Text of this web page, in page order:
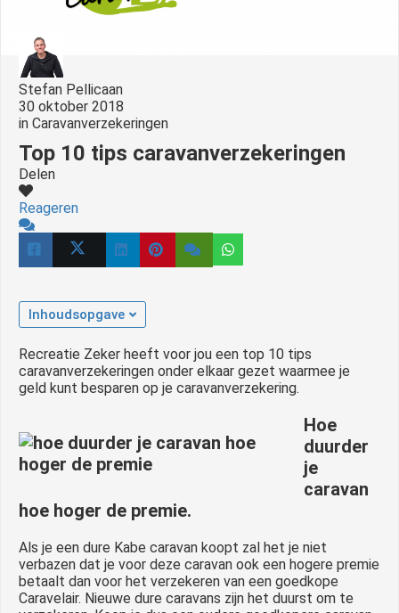
Stefan Pellicaan
30 oktober 2018
in Caravanverzekeringen
Top 10 tips caravanverzekeringen
Delen
Reageren
Inhoudsopgave
Recreatie Zeker heeft voor jou een top 10 tips
caravanverzekeringen onder elkaar gezet waarmee je
geld kunt besparen op je caravanverzekering.
Hoe
duurder
je
caravan
hoe hoger de premie.
Als je een dure Kabe caravan koopt zal het je niet
verbazen dat je voor deze caravan ook een hogere premie
betaalt dan voor het verzekeren van een goedkope
Caravelair. Nieuwe dure caravans zijn het duurst om te
te
over
op
gebruikt
de
Hierdoor
website-
van